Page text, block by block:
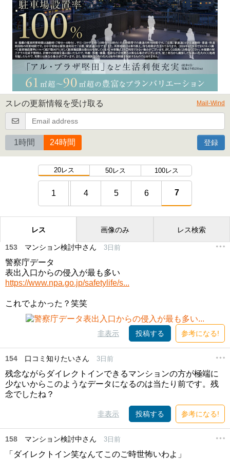
スレの更新情報を受け取る Mail-Wind
1時間 24時間 登録
20レス 50レス 100レス
1 4 5 6 7
レス 画像のみ レス検索
153 マンション検討中さん 3日前
警察庁データ
表出入口からの侵入が最も多い
https://www.npa.go.jp/safetylife/s...
これでよかった？笑笑
非表示 投稿する 参考になる!
154 口コミ知りたいさん 3日前
残念ながらダイレクトインできるマンションの方が極端に
少ないからこのようなデータになるのは当たり前です。残
念でしたね？
非表示 投稿する 参考になる!
158 マンション検討中さん 3日前
「ダイレクトイン笑なんてこのご時世怖いわよ」